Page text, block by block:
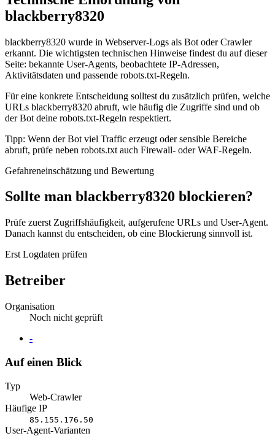
blackberry8320
blackberry8320 wurde in Webserver-Logs als Bot oder Crawler
erkannt. Die wichtigsten technischen Hinweise findest du auf dieser
Seite: bekannte User-Agents, beobachtete IP-Adressen,
Aktivitätsdaten und passende robots.txt-Regeln.
Für eine konkrete Entscheidung solltest du zusätzlich prüfen, welche
URLs blackberry8320 abruft, wie häufig die Zugriffe sind und ob
der Bot deine robots.txt-Regeln respektiert.
Tipp: Wenn der Bot viel Traffic erzeugt oder sensible Bereiche
abruft, prüfe neben robots.txt auch Firewall- oder WAF-Regeln.
Gefahreneinschätzung und Bewertung
Sollte man blackberry8320 blockieren?
Prüfe zuerst Zugriffshäufigkeit, aufgerufene URLs und User-Agent.
Danach kannst du entscheiden, ob eine Blockierung sinnvoll ist.
Erst Logdaten prüfen
Betreiber
Organisation
Noch nicht geprüft
Website
-
Auf einen Blick
Typ
Web-Crawler
Häufige IP
85.155.176.50
User-Agent-Varianten